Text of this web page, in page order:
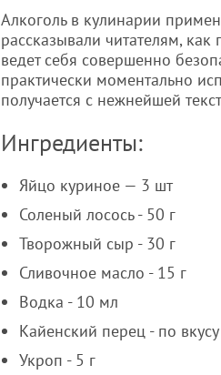
Алкоголь в кулинарии
рассказывали читателям, как
ведет себя совершенно
практически моментально
получается с нежнейшей
Ингредиенты:
Яйцо куриное — 3 шт
Соленый лосось - 50 г
Творожный сыр - 30 г
Сливочное масло - 15 г
Водка - 10 мл
Кайенский перец - по вкусу
Укроп - 5 г